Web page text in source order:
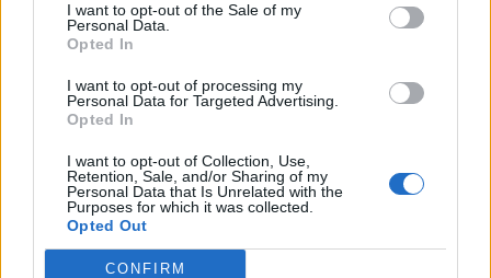
I want to opt-out of the Sale of my
Personal Data.
Opted In
I want to opt-out of processing my
Personal Data for Targeted Advertising.
Opted In
I want to opt-out of Collection, Use,
Retention, Sale, and/or Sharing of my
Personal Data that Is Unrelated with the
Purposes for which it was collected.
Opted Out
CONFIRM
Añadir un comentario ...
🏆🎬🎾MEJORES Series de DEPORTES
El deporte no ocurre solo en el campo! ⚽🏈🏀
Descubre las series y docuseries más adictivas del
streaming que te mantendrán pegado a la
pantalla. 💥 De dramas épicos a risas puras. 🏆
¡Guarda esta colección para tu próximo
maratón! 🍿🎬🎟️